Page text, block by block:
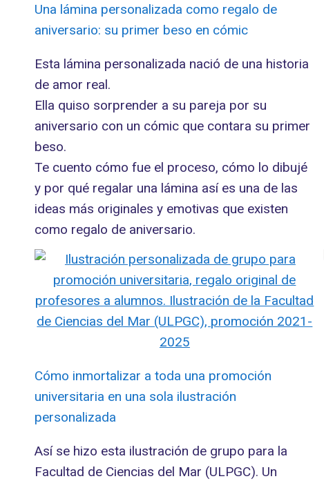
Una lámina personalizada como regalo de
aniversario: su primer beso en cómic
Esta lámina personalizada nació de una historia
de amor real.
Ella quiso sorprender a su pareja por su
aniversario con un cómic que contara su primer
beso.
Te cuento cómo fue el proceso, cómo lo dibujé
y por qué regalar una lámina así es una de las
ideas más originales y emotivas que existen
como regalo de aniversario.
Cómo inmortalizar a toda una promoción
universitaria en una sola ilustración
personalizada
Así se hizo esta ilustración de grupo para la
Facultad de Ciencias del Mar (ULPGC). Un